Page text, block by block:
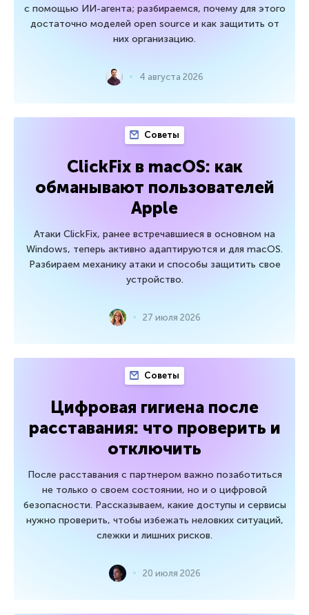
с помощью ИИ-агента; разбираемся, почему для этого
достаточно моделей open source и как защитить от
них организацию.
4 августа 2026
Советы
ClickFix в macOS: как
обманывают пользователей
Apple
Атаки ClickFix, ранее встречавшиеся в основном на
Windows, теперь активно адаптируются и для macOS.
Разбираем механику атаки и способы защитить свое
устройство.
27 июля 2026
Советы
Цифровая гигиена после
расставания: что проверить и
отключить
После расставания с партнером важно позаботиться
не только о своем состоянии, но и о цифровой
безопасности. Рассказываем, какие доступы и сервисы
нужно проверить, чтобы избежать неловких ситуаций,
слежки и лишних рисков.
20 июля 2026